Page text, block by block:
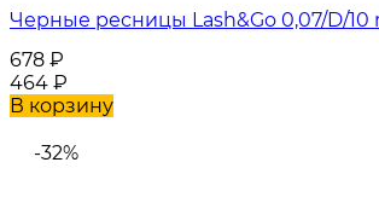
Черные ресницы Lash&Go 0,07/D/10
678 ₽
464 ₽
В корзину
-32%